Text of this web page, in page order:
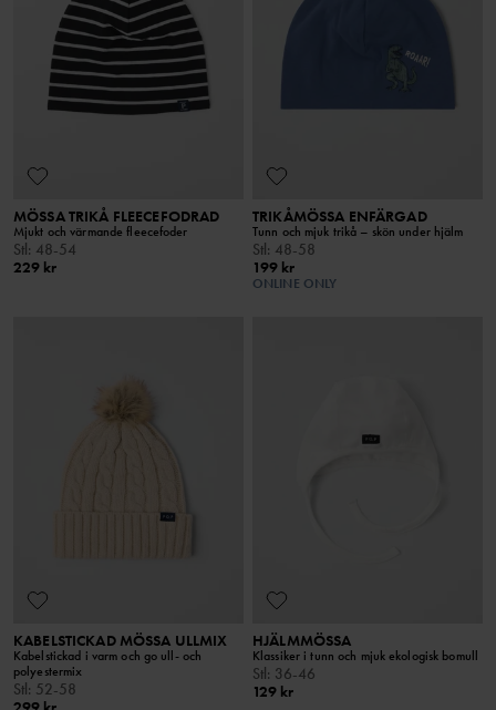
MÖSSA TRIKÅ FLEECEFODRAD
Mjukt och värmande fleecefoder
Stl: 48-54
229 kr
TRIKÅMÖSSA ENFÄRGAD
Tunn och mjuk trikå – skön under hjälm
Stl: 48-58
199 kr
ONLINE ONLY
KABELSTICKAD MÖSSA ULLMIX
Kabelstickad i varm och go ull- och
polyestermix
Stl: 52-58
HJÄLMMÖSSA
Klassiker i tunn och mjuk ekologisk bomull
Stl: 36-46
129 kr